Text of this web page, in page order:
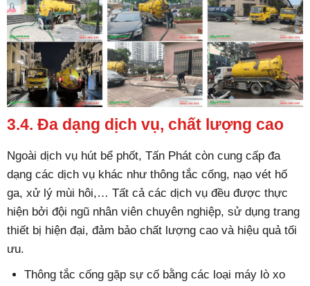
3.4. Đa dạng dịch vụ, chất lượng cao
Ngoài dịch vụ hút bể phốt, Tấn Phát còn cung cấp đa
dạng các dịch vụ khác như thông tắc cống, nạo vét hố
ga, xử lý mùi hôi,… Tất cả các dịch vụ đều được thực
hiện bởi đội ngũ nhân viên chuyên nghiệp, sử dụng trang
thiết bị hiện đại, đảm bảo chất lượng cao và hiệu quả tối
ưu.
Thông tắc cống gặp sự cố bằng các loại máy lò xo